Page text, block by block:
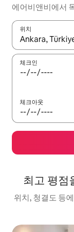
에어비앤비에서
위치
결과가 나오면 위
체크인
체크아웃
최고 평점
위치, 청결도 등